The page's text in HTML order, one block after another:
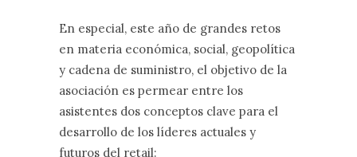
En especial, este año de grandes retos
en materia económica, social, geopolítica
y cadena de suministro, el objetivo de la
asociación es permear entre los
asistentes dos conceptos clave para el
desarrollo de los líderes actuales y
futuros del retail: